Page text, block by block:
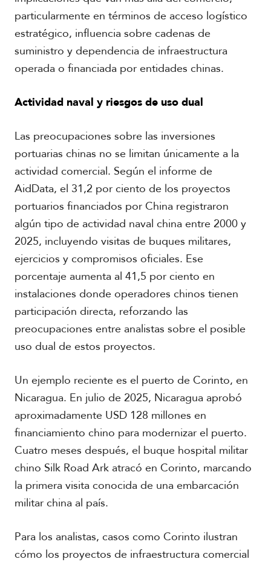
l
A
c
d
m
i
V
i
e
o
particularmente en términos de acceso logístico
estratégico, influencia sobre cadenas de
suministro y dependencia de infraestructura
operada o financiada por entidades chinas.
Actividad naval y riesgos de uso dual
Las preocupaciones sobre las inversiones
portuarias chinas no se limitan únicamente a la
actividad comercial. Según el informe de
AidData, el 31,2 por ciento de los proyectos
portuarios financiados por China registraron
algún tipo de actividad naval china entre 2000 y
2025, incluyendo visitas de buques militares,
ejercicios y compromisos oficiales. Ese
porcentaje aumenta al 41,5 por ciento en
instalaciones donde operadores chinos tienen
participación directa, reforzando las
preocupaciones entre analistas sobre el posible
uso dual de estos proyectos.
Un ejemplo reciente es el puerto de Corinto, en
Nicaragua. En julio de 2025, Nicaragua aprobó
aproximadamente USD 128 millones en
financiamiento chino para modernizar el puerto.
Cuatro meses después, el buque hospital militar
chino Silk Road Ark atracó en Corinto, marcando
la primera visita conocida de una embarcación
militar china al país.
Para los analistas, casos como Corinto ilustran
cómo los proyectos de infraestructura comercial